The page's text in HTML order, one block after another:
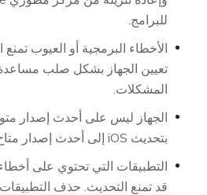
للبرامج.
الأخطاء البرمجية أو العيوب تمنع
تعيين الجهاز بشكل صلب
المشكلات.
بتحديث iOS إلى أحدث إصدار متاح أولاً قبل تثبيت ال.
التطبيقات التي تحتوي على
قد تمنع التحديث. حذف